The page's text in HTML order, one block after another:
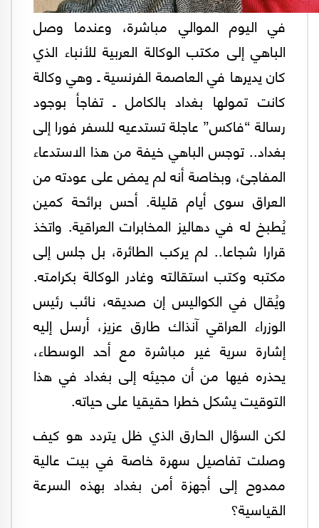
في اليوم الموالي مباشرة، وعندما وصل
الباهي إلى مكتب الوكالة العربية للأنباء الذي
كان يديرها في العاصمة الفرنسية ـ وهي وكالة
كانت تمولها بغداد بالكامل ـ تفاجأ بوجود
رسالة “فاكس” عاجلة تستدعيه للسفر فورا إلى
بغداد.. توجس الباهي خيفة من هذا الاستدعاء
المفاجئ، وبخاصة أنه لم يمض على عودته من
العراق سوى أيام قليلة. أحس برائحة كمين
يُطبخ له في دهاليز المخابرات العراقية. واتخذ
قرارا شجاعا.. لم يركب الطائرة، بل جلس إلى
مكتبه وكتب استقالته وغادر الوكالة بكرامته.
ويُقال في الكواليس إن صديقه، نائب رئيس
الوزراء العراقي آنذاك طارق عزيز، أرسل إليه
إشارة سرية غير مباشرة مع أحد الوسطاء،
يحذره فيها من أن مجيئه إلى بغداد في هذا
التوقيت يشكل خطرا حقيقيا على حياته.
لكن السؤال الحارق الذي ظل يتردد هو كيف
وصلت تفاصيل سهرة خاصة في بيت عالية
ممدوح إلى أجهزة أمن بغداد بهذه السرعة
القياسية؟